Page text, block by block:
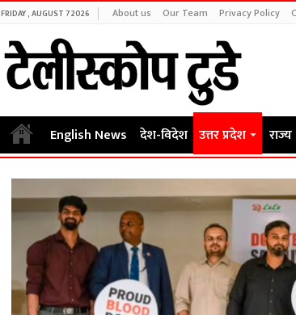
FRIDAY , AUGUST 7 2026 About us Our Team Privacy Policy
English News देश-विदेश उत्तर प्रदेश राज्य